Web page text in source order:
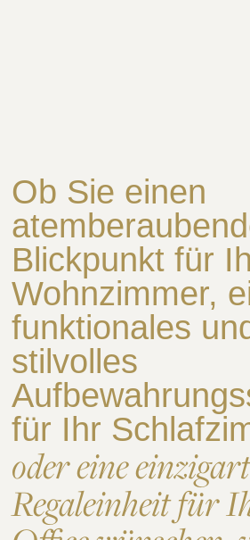
Ob Sie einen
Blickpunkt für
Wohnzimmer,
funktionales
stilvolles
für Ihr
oder eine
Regaleinheit für